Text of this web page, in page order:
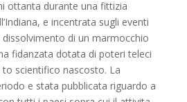
ottanta durante una fittizia
e incentrata sugli eventi
di un marmocchio
fidanzata dotata di poteri teleci
scientifico nascosto. La
e stata pubblicata riguardo a